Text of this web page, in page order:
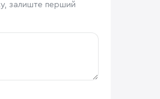
залиште перший